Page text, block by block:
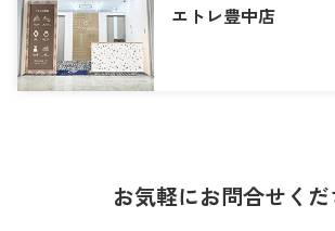
エトレ豊中店
お気軽にお問合せくだ